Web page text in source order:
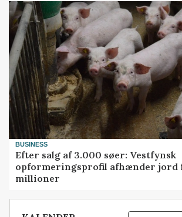
BUSINESS
Efter salg af 3.000 søer: Vestfynsk
opformeringsprofil afhænder jord
millioner